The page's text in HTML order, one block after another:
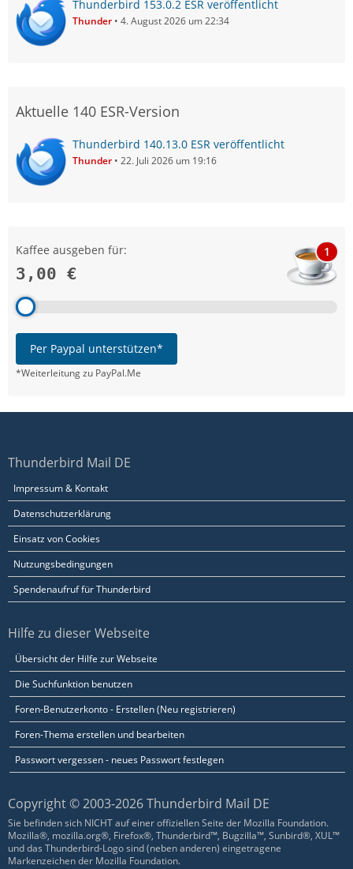
Thunderbird 153.0.2 ESR veröffentlicht
Thunder 4. August 2026 um 22:34
Aktuelle 140 ESR-Version
Thunderbird 140.13.0 ESR veröffentlicht
Thunder 22. Juli 2026 um 19:16
Kaffee ausgeben für:
3,00 €
1
Per Paypal unterstützen*
*Weiterleitung zu PayPal.Me
Thunderbird Mail DE
Impressum & Kontakt
Datenschutzerklärung
Einsatz von Cookies
Nutzungsbedingungen
Spendenaufruf für Thunderbird
Hilfe zu dieser Webseite
Übersicht der Hilfe zur Webseite
Die Suchfunktion benutzen
Foren-Benutzerkonto - Erstellen (Neu registrieren)
Foren-Thema erstellen und bearbeiten
Passwort vergessen - neues Passwort festlegen
Copyright © 2003-2026 Thunderbird Mail DE
Sie befinden sich NICHT auf einer offiziellen Seite der Mozilla Foundation.
Mozilla®, mozilla.org®, Firefox®, Thunderbird™, Bugzilla™, Sunbird®, XUL™
und das Thunderbird-Logo sind (neben anderen) eingetragene
Markenzeichen der Mozilla Foundation.